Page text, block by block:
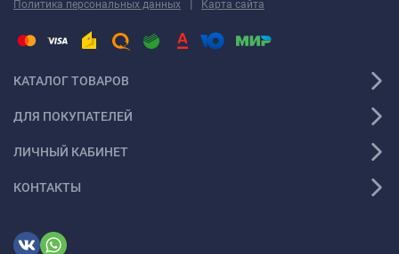
Политика персональных данных | Карта сайта
КАТАЛОГ ТОВАРОВ
ДЛЯ ПОКУПАТЕЛЕЙ
ЛИЧНЫЙ КАБИНЕТ
КОНТАКТЫ